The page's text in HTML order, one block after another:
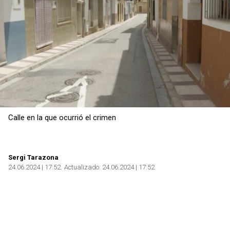
Copiar
Calle en la que ocurrió el crimen
Sergi Tarazona
24.06.2024 | 17:52 Actualizado: 24.06.2024 | 17:52